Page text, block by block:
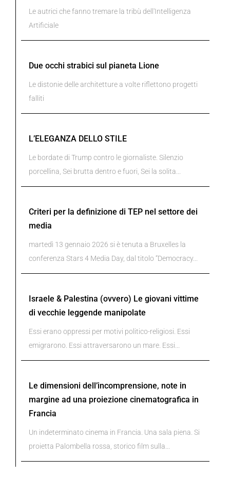
Le autrici che fanno tremare la tribù dell'Intelligenza
Artificiale
Due occhi strabici sul pianeta Lione
Le distonie delle architetture a volte riflettono progetti
falliti
L’ELEGANZA DELLO STILE
Le bordate di Trump contro le giornaliste. Silenzio
porcellina, Sei brutta dentro e fuori, Sei la solita...
Criteri per la definizione di TEP nel settore dei
media
martedì 13 gennaio 2026 si è tenuta a Bruxelles la
conferenza Stars 4 Media Day, dal titolo “Democracy...
Israele & Palestina (ovvero) Le giovani vittime
di vecchie leggende manipolate
Essi erano oppressi per motivi politico-religiosi. Essi
emigrarono. Essi attraversarono un mare. Essi...
Le dimensioni dell’incomprensione, note in
margine ad una proiezione cinematografica in
Francia
Un indeterminato cinema in Francia. Una sala piena. Si
proietta Palombella rossa, storico film sulla...